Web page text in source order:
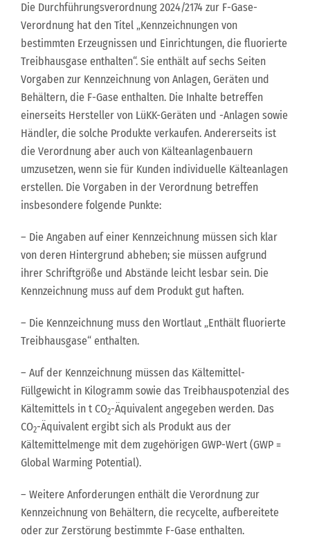
Die Durchführungsverordnung 2024/2174 zur F-Gase-
Verordnung hat den Titel „Kennzeichnungen von
bestimmten Erzeugnissen und Einrichtungen, die fluorierte
Treibhausgase enthalten“. Sie enthält auf sechs Seiten
Vorgaben zur Kennzeichnung von Anlagen, Geräten und
Behältern, die F-Gase enthalten. Die Inhalte betreffen
einerseits Hersteller von LüKK-Geräten und -Anlagen sowie
Händler, die solche Produkte verkaufen. Andererseits ist
die Verordnung aber auch von Kälteanlagenbauern
umzusetzen, wenn sie für Kunden individuelle Kälteanlagen
erstellen. Die Vorgaben in der Verordnung betreffen
insbesondere folgende Punkte:
– Die Angaben auf einer Kennzeichnung müssen sich klar
von deren Hintergrund abheben; sie müssen aufgrund
ihrer Schriftgröße und Abstände leicht lesbar sein. Die
Kennzeichnung muss auf dem Produkt gut haften.
– Die Kennzeichnung muss den Wortlaut „Enthält fluorierte
Treibhausgase“ enthalten.
– Auf der Kennzeichnung müssen das Kältemittel-
Füllgewicht in Kilogramm sowie das Treibhauspotenzial des
Kältemittels in t CO2-Äquivalent angegeben werden. Das
CO2-Äquivalent ergibt sich als Produkt aus der
Kältemittelmenge mit dem zugehörigen GWP-Wert (GWP =
Global Warming Potential).
– Weitere Anforderungen enthält die Verordnung zur
Kennzeichnung von Behältern, die recycelte, aufbereitete
oder zur Zerstörung bestimmte F-Gase enthalten.